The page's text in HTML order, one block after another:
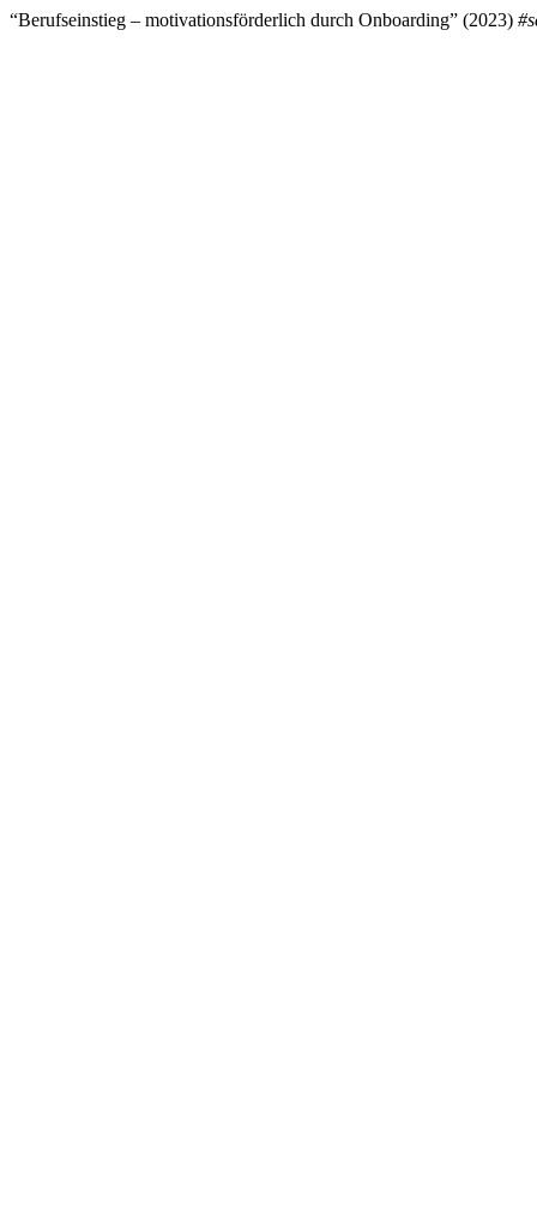
“Berufseinstieg – motivationsförderlich durch Onboarding” (2023)